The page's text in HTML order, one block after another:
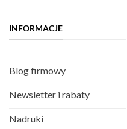
INFORMACJE
Blog firmowy
Newsletter i rabaty
Nadruki